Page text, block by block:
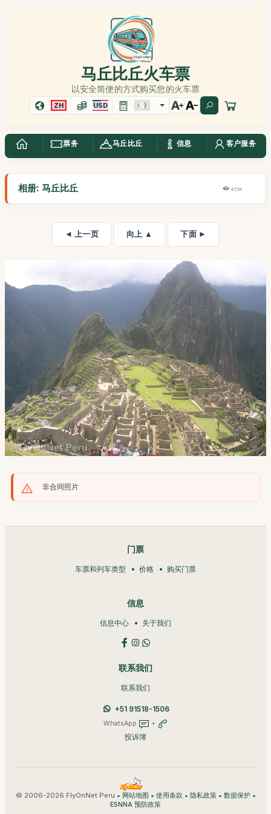
马丘比丘火车票
以安全简便的方式购买您的火车票
ZH USD
票务 马丘比丘 信息 客户服务
相册: 马丘比丘 47,5K
◄ 上一页 向上 ▲ 下面 ►
非合同照片
门票
车票和列车类型 价格 购买门票
信息
信息中心 关于我们
联系我们
联系我们
+51 91518-1506
WhatsApp +
投诉簿
© 2006-2026 FlyOnNet Peru • 网站地图 • 使用条款 • 隐私政策• 数据保护•
ESNNA 预防政策